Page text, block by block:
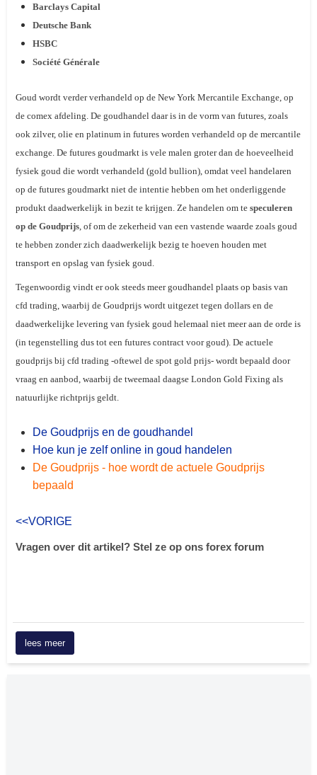
Barclays Capital
Deutsche Bank
HSBC
Société Générale
Goud wordt verder verhandeld op de New York Mercantile Exchange , op
de comex afdeling. De goudhandel daar is in de vorm van futures , zoals
ook zilver, olie en platinum in futures worden verhandeld op de mercantile
exchange. De futures goudmarkt is vele malen groter dan de hoeveelheid
fysiek goud die wordt verhandeld (gold bullion), omdat veel handelaren
op de futures goudmarkt niet de intentie hebben om het onderliggende
produkt daadwerkelijk in bezit te krijgen. Ze handelen om te speculeren
op de Goudprijs , of om de zekerheid van een vastende waarde zoals goud
te hebben zonder zich daadwerkelijk bezig te hoeven houden met
transport en opslag van fysiek goud.
Tegenwoordig vindt er ook steeds meer goudhandel plaats op basis van
cfd trading, waarbij de Goudprijs wordt uitgezet tegen dollars en de
daadwerkelijke levering van fysiek goud helemaal niet meer aan de orde is
(in tegenstelling dus tot een futures contract voor goud). De actuele
goudprijs bij cfd trading -oftewel de spot gold prijs- wordt bepaald door
vraag en aanbod, waarbij de tweemaal daagse London Gold Fixing als
natuurlijke richtprijs geldt.
De Goudprijs en de goudhandel
Hoe kun je zelf online in goud handelen
De Goudprijs - hoe wordt de actuele Goudprijs
bepaald
<<VORIGE
Vragen over dit artikel? Stel ze op ons forex forum
lees meer